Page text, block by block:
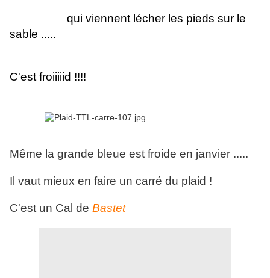
qui viennent lécher les pieds sur le
sable .....
C'est froiiiiid !!!!
Même la grande bleue est froide en janvier .....
Il vaut mieux en faire un carré du plaid !
C'est un Cal de Bastet